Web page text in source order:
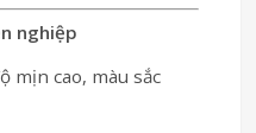
nghiệp
mịn cao, màu sắc